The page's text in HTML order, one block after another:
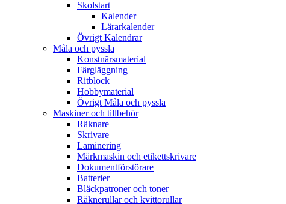
Skolstart
Kalender
Lärarkalender
Övrigt Kalendrar
Måla och pyssla
Konstnärsmaterial
Färgläggning
Ritblock
Hobbymaterial
Övrigt Måla och pyssla
Maskiner och tillbehör
Räknare
Skrivare
Laminering
Märkmaskin och etikettskrivare
Dokumentförstörare
Batterier
Bläckpatroner och toner
Räknerullar och kvittorullar